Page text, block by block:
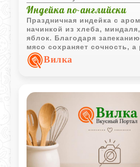
Индейка по-английски
Праздничная индейка с
начинкой из хлеба,
яблок. Благодаря
мясо сохраняет сочность, а
корочка и насыщенный
делают блюдо особенно
Вилка